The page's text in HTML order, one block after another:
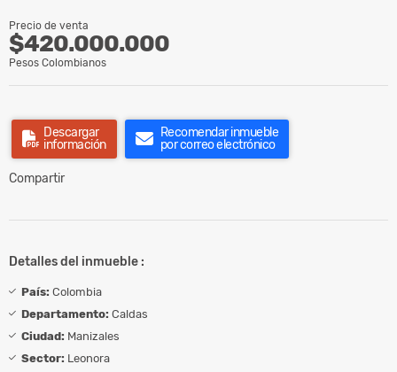
Precio de venta
$420.000.000
Pesos Colombianos
Descargar
información
Recomendar inmueble
por correo electrónico
Compartir
Detalles del inmueble :
País: Colombia
Departamento: Caldas
Ciudad: Manizales
Sector: Leonora